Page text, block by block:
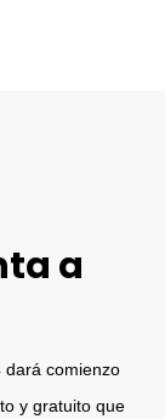
a
dará comienzo
y gratuito que